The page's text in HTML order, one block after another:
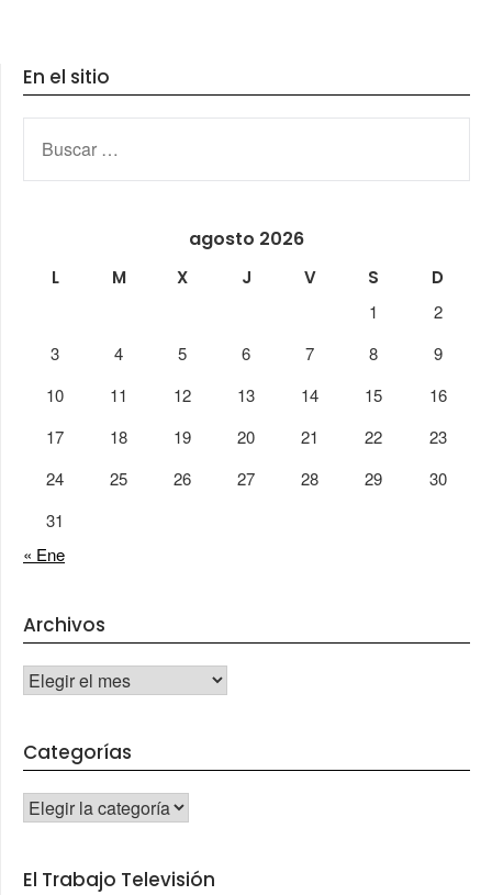
En el sitio
agosto 2026
L M X J V S
D
1
2
3
4 5 6 7 8
9
10
11 12 13 14 15
16
17
18 19 20 21 22
23
24
25 26 27 28 29
30
31
« Ene
Archivos
Archivos
Categorías
CATEGORÍAS
El Trabajo Televisión